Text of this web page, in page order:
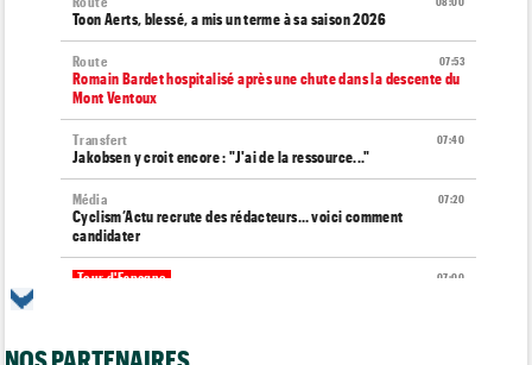
08:00
Toon Aerts, blessé, a mis un terme à sa saison 2026
07:53
Route
Romain Bardet hospitalisé après une chute dans la descente du
Mont Ventoux
07:40
Transfert
Jakobsen y croit encore : "J'ai de la ressource..."
07:20
Média
Cyclism’Actu recrute des rédacteurs… voici comment
candidater
07:00
Tour d'Espagne
A quelle heure et sur quelle chaîne suivre la 5e étape à la TV ?